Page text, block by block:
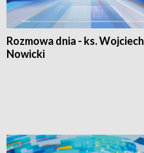
Rozmowa dnia - ks. Wojciech
Nowicki